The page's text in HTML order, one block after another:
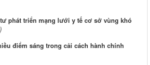
phát triển mạng lưới y tế cơ sở vùng khó
điểm sáng trong cải cách hành chính